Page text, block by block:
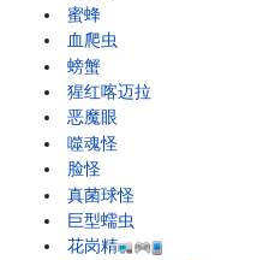
蜜蜂
血爬虫
螃蟹
猩红喀迈拉
恶魔眼
噬魂怪
脸怪
真菌球怪
巨型蠕虫
花岗精